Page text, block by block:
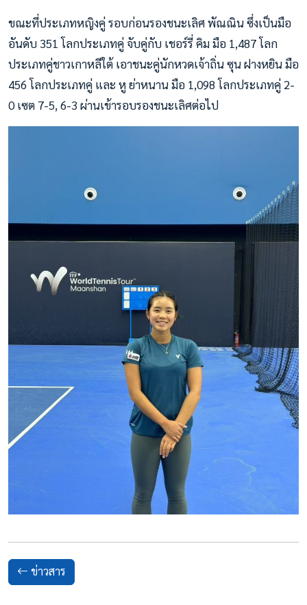
ขณะที่ประเภทหญิงคู่ รอบก่อนรองชนะเลิศ พัณณิน ซึ่งเป็นมือ
อันดับ 351 โลกประเภทคู่ จับคู่กับ เชอร์รี่ คิม มือ 1,487 โลก
ประเภทคู่ชาวเกาหลีใต้ เอาชนะคู่นักหวดเจ้าถิ่น ซุน ฝางหยิน มือ
456 โลกประเภทคู่ และ หู ย่าหนาน มือ 1,098 โลกประเภทคู่ 2-
0 เซต 7-5, 6-3 ผ่านเข้ารอบรองชนะเลิศต่อไป
ข่าวสาร